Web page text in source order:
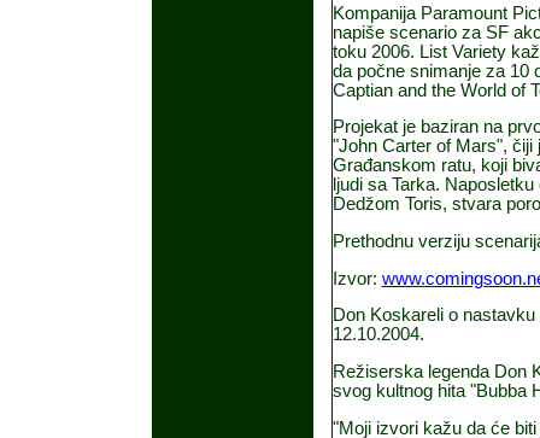
Kompanija Paramount
napiše scenario za SF
toku 2006. List Variety
da počne snimanje za 10
Captian and the World of
Projekat je baziran na
"John Carter of Mars", čiji
Građanskom ratu, koji
ljudi sa Tarka.
Dedžom Toris, stvara
Prethodnu verziju
Izvor:
Don Koskareli o
12.10.2004.
Režiserska legenda Don
svog kultnog hita "Bubba
"Moji izvori kažu da će